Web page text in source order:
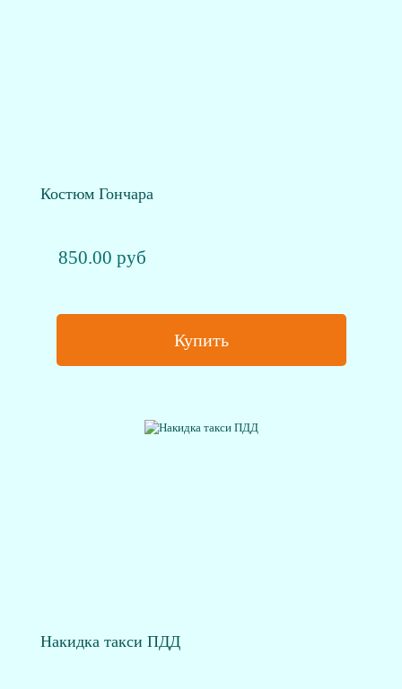
Костюм Гончара
850.00 руб
Купить
Накидка такси ПДД